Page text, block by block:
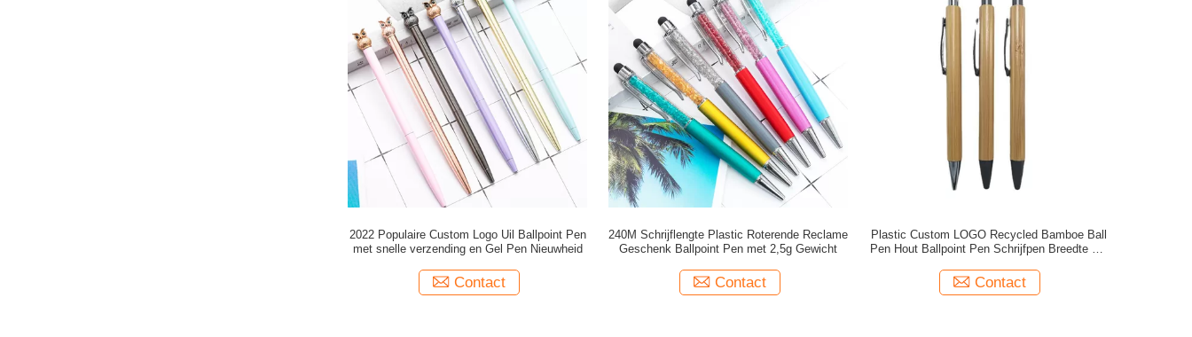
2022 Populaire Custom Logo Uil Ballpoint Pen
met snelle verzending en Gel Pen Nieuwheid
Contact
240M Schrijflengte Plastic Roterende Reclame
Geschenk Ballpoint Pen met 2,5g Gewicht
Contact
Plastic Custom LOGO Recycled Bamboe Ball
Pen Hout Ballpoint Pen Schrijfpen Breedte 0,5
Contact